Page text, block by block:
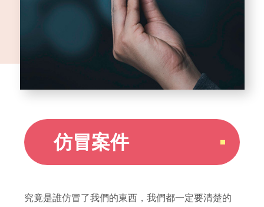
仿冒案件
究竟是誰仿冒了我們的東西，我們都一定要清楚的